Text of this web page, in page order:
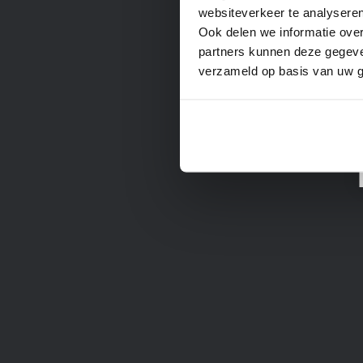
websiteverkeer te
Ook delen we informatie
partners kunnen deze
verzameld op basis van uw